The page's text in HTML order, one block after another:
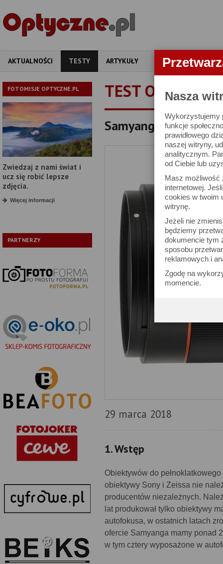
Nasza
Wykorzystujemy
funkcje
prawidłowego
naszej witryny,
analitycznym.
od Ciebie lub
Masz możliwość
internetowej.
cookies w twoim
witrynę.
Jeżeli nie
będziemy
dokumencie tym
sposobu
reklamowych i
Zgodę na
momencie.
AKTUALNOŚCI TESTY ARTYKUŁY APARATY
FOTOMISJE OPTYCZNE.PL
Zwiedzaj z nami świat i
ucz się robić lepsze
zdjęcia.
Więcej informacji
PARTNERZY
TEST
Samyang AF 35
29 marca 2018
1. Wstęp
Obiektywów do
obiektywy Sony i Zeissa nie
producentów niezależnych.
lat produkował tylko obiektywy
autofokusa, w ostatnich latach
ofercie Samyanga mamy ponad
w tym cztery wyposażone w